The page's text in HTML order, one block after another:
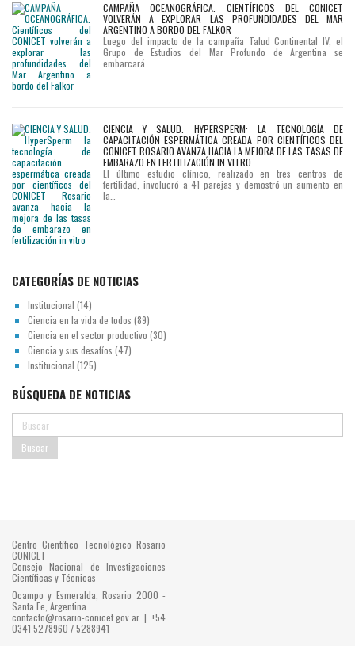
CAMPAÑA OCEANOGRÁFICA. CIENTÍFICOS DEL CONICET
VOLVERÁN A EXPLORAR LAS PROFUNDIDADES DEL MAR
ARGENTINO A BORDO DEL FALKOR
Luego del impacto de la campaña Talud Continental IV, el
Grupo de Estudios del Mar Profundo de Argentina se
embarcará…
CIENCIA Y SALUD. HYPERSPERM: LA TECNOLOGÍA DE
CAPACITACIÓN ESPERMÁTICA CREADA POR CIENTÍFICOS DEL
CONICET ROSARIO AVANZA HACIA LA MEJORA DE LAS TASAS DE
EMBARAZO EN FERTILIZACIÓN IN VITRO
El último estudio clínico, realizado en tres centros de
fertilidad, involucró a 41 parejas y demostró un aumento en
la…
CATEGORÍAS DE NOTICIAS
Institucional (14)
Ciencia en la vida de todos (89)
Ciencia en el sector productivo (30)
Ciencia y sus desafíos (47)
Institucional (125)
BÚSQUEDA DE NOTICIAS
Centro Científico Tecnológico Rosario
CONICET
Consejo Nacional de Investigaciones
Científicas y Técnicas
Ocampo y Esmeralda, Rosario 2000 -
Santa Fe, Argentina
contacto@rosario-conicet.gov.ar | +54
0341 5278960 / 5288941